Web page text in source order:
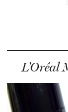
L’Oréal